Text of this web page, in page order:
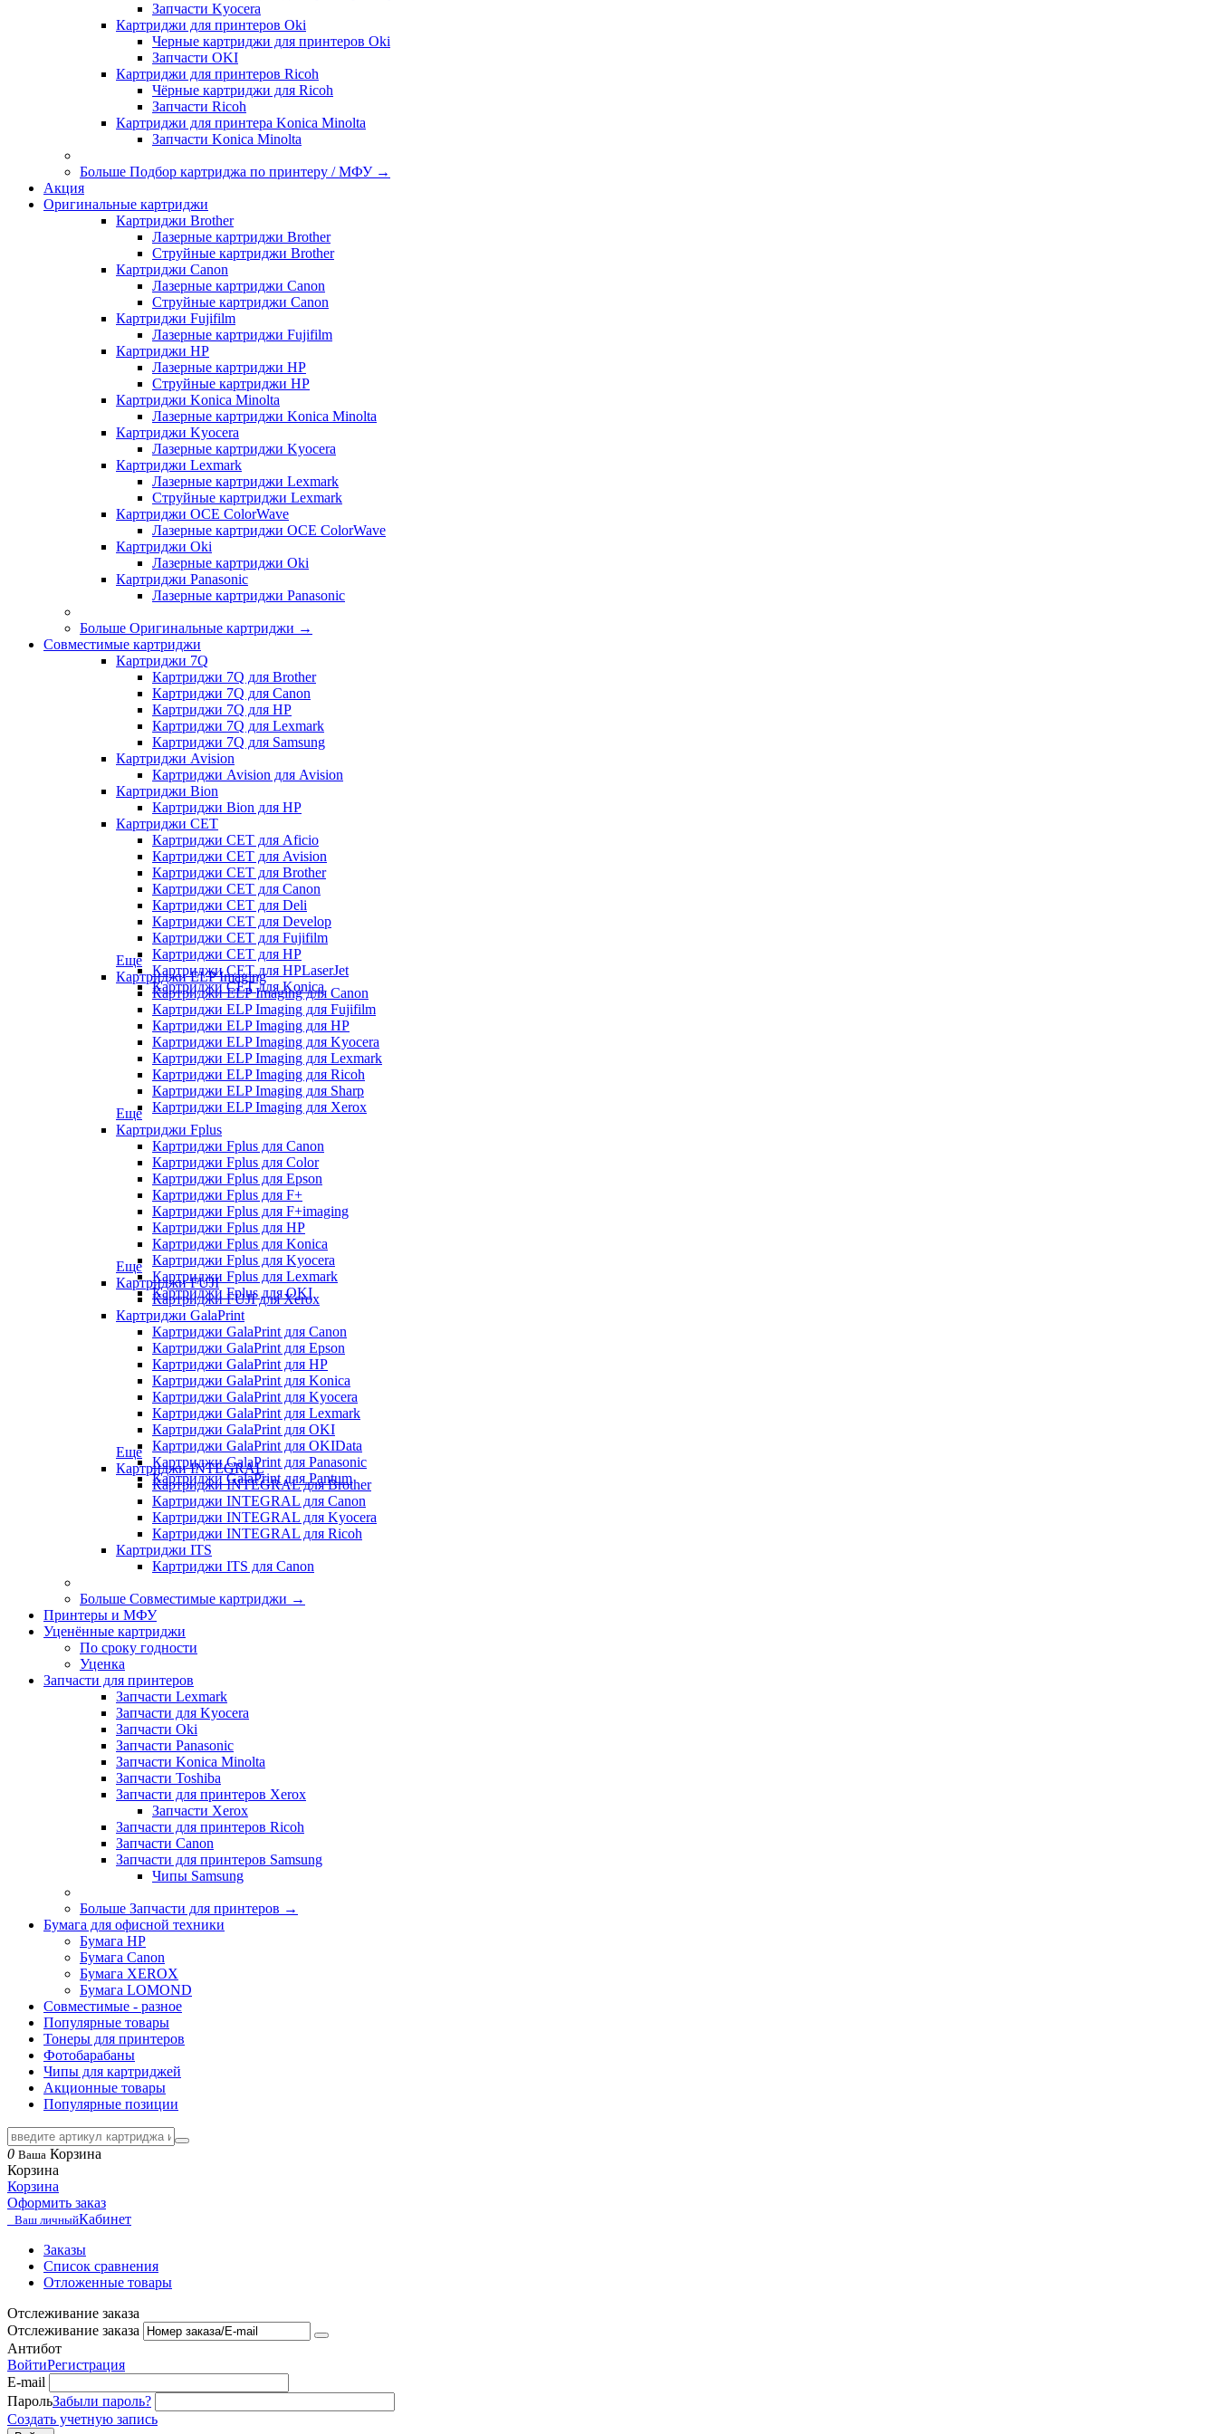
Запчасти Kyocera
Картриджи для принтеров Oki
Черные картриджи для принтеров Oki
Запчасти OKI
Картриджи для принтеров Ricoh
Чёрные картриджи для Ricoh
Запчасти Ricoh
Картриджи для принтера Konica Minolta
Запчасти Koniсa Minolta
Больше Подбор картриджа по принтеру / МФУ →
Акция
Оригинальные картриджи
Картриджи Brother
Лазерные картриджи Brother
Струйные картриджи Brother
Картриджи Canon
Лазерные картриджи Canon
Струйные картриджи Canon
Картриджи Fujifilm
Лазерные картриджи Fujifilm
Картриджи HP
Лазерные картриджи HP
Струйные картриджи HP
Картриджи Konica Minolta
Лазерные картриджи Konica Minolta
Картриджи Kyocera
Лазерные картриджи Kyocera
Картриджи Lexmark
Лазерные картриджи Lexmark
Струйные картриджи Lexmark
Картриджи OCE ColorWave
Лазерные картриджи OCE ColorWave
Картриджи Oki
Лазерные картриджи Oki
Картриджи Panasonic
Лазерные картриджи Panasonic
Больше Оригинальные картриджи →
Совместимые картриджи
Картриджи 7Q
Картриджи 7Q для Brother
Картриджи 7Q для Canon
Картриджи 7Q для HP
Картриджи 7Q для Lexmark
Картриджи 7Q для Samsung
Картриджи Avision
Картриджи Avision для Avision
Картриджи Bion
Картриджи Bion для HP
Картриджи CET
Картриджи CET для Aficio
Картриджи CET для Avision
Картриджи CET для Brother
Картриджи CET для Canon
Картриджи CET для Deli
Картриджи CET для Develop
Картриджи CET для Fujifilm
Картриджи CET для HP
Картриджи CET для HPLaserJet
Картриджи CET для Konica
Еще
Картриджи ELP Imaging
Картриджи ELP Imaging для Canon
Картриджи ELP Imaging для Fujifilm
Картриджи ELP Imaging для HP
Картриджи ELP Imaging для Kyocera
Картриджи ELP Imaging для Lexmark
Картриджи ELP Imaging для Ricoh
Картриджи ELP Imaging для Sharp
Картриджи ELP Imaging для Xerox
Еще
Картриджи Fplus
Картриджи Fplus для Canon
Картриджи Fplus для Color
Картриджи Fplus для Epson
Картриджи Fplus для F+
Картриджи Fplus для F+imaging
Картриджи Fplus для HP
Картриджи Fplus для Konica
Картриджи Fplus для Kyocera
Картриджи Fplus для Lexmark
Картриджи Fplus для OKI
Еще
Картриджи FUJI
Картриджи FUJI для Xerox
Картриджи GalaPrint
Картриджи GalaPrint для Canon
Картриджи GalaPrint для Epson
Картриджи GalaPrint для HP
Картриджи GalaPrint для Konica
Картриджи GalaPrint для Kyocera
Картриджи GalaPrint для Lexmark
Картриджи GalaPrint для OKI
Картриджи GalaPrint для OKIData
Картриджи GalaPrint для Panasonic
Картриджи GalaPrint для Pantum
Еще
Картриджи INTEGRAL
Картриджи INTEGRAL для Brother
Картриджи INTEGRAL для Canon
Картриджи INTEGRAL для Kyocera
Картриджи INTEGRAL для Ricoh
Картриджи ITS
Картриджи ITS для Canon
Больше Совместимые картриджи →
Принтеры и МФУ
Уценённые картриджи
По сроку годности
Уценка
Запчасти для принтеров
Запчасти Lexmark
Запчасти для Kyocera
Запчасти Oki
Запчасти Panasonic
Запчасти Koniсa Minolta
Запчасти Toshiba
Запчасти для принтеров Xerox
Запчасти Xerox
Запчасти для принтеров Ricoh
Запчасти Canon
Запчасти для принтеров Samsung
Чипы Samsung
Больше Запчасти для принтеров →
Бумага для офисной техники
Бумага HP
Бумага Canon
Бумага XEROX
Бумага LOMOND
Совместимые - разное
Популярные товары
Тонеры для принтеров
Фотобарабаны
Чипы для картриджей
Акционные товары
Популярные позиции
0 Ваша Корзина
Корзина
Корзина
Оформить заказ
Ваш личныйКабинет
Заказы
Список сравнения
Отложенные товары
Отслеживание заказа
Отслеживание заказа
Антибот
ВойтиРегистрация
E-mail
ПарольЗабыли пароль?
Создать учетную запись